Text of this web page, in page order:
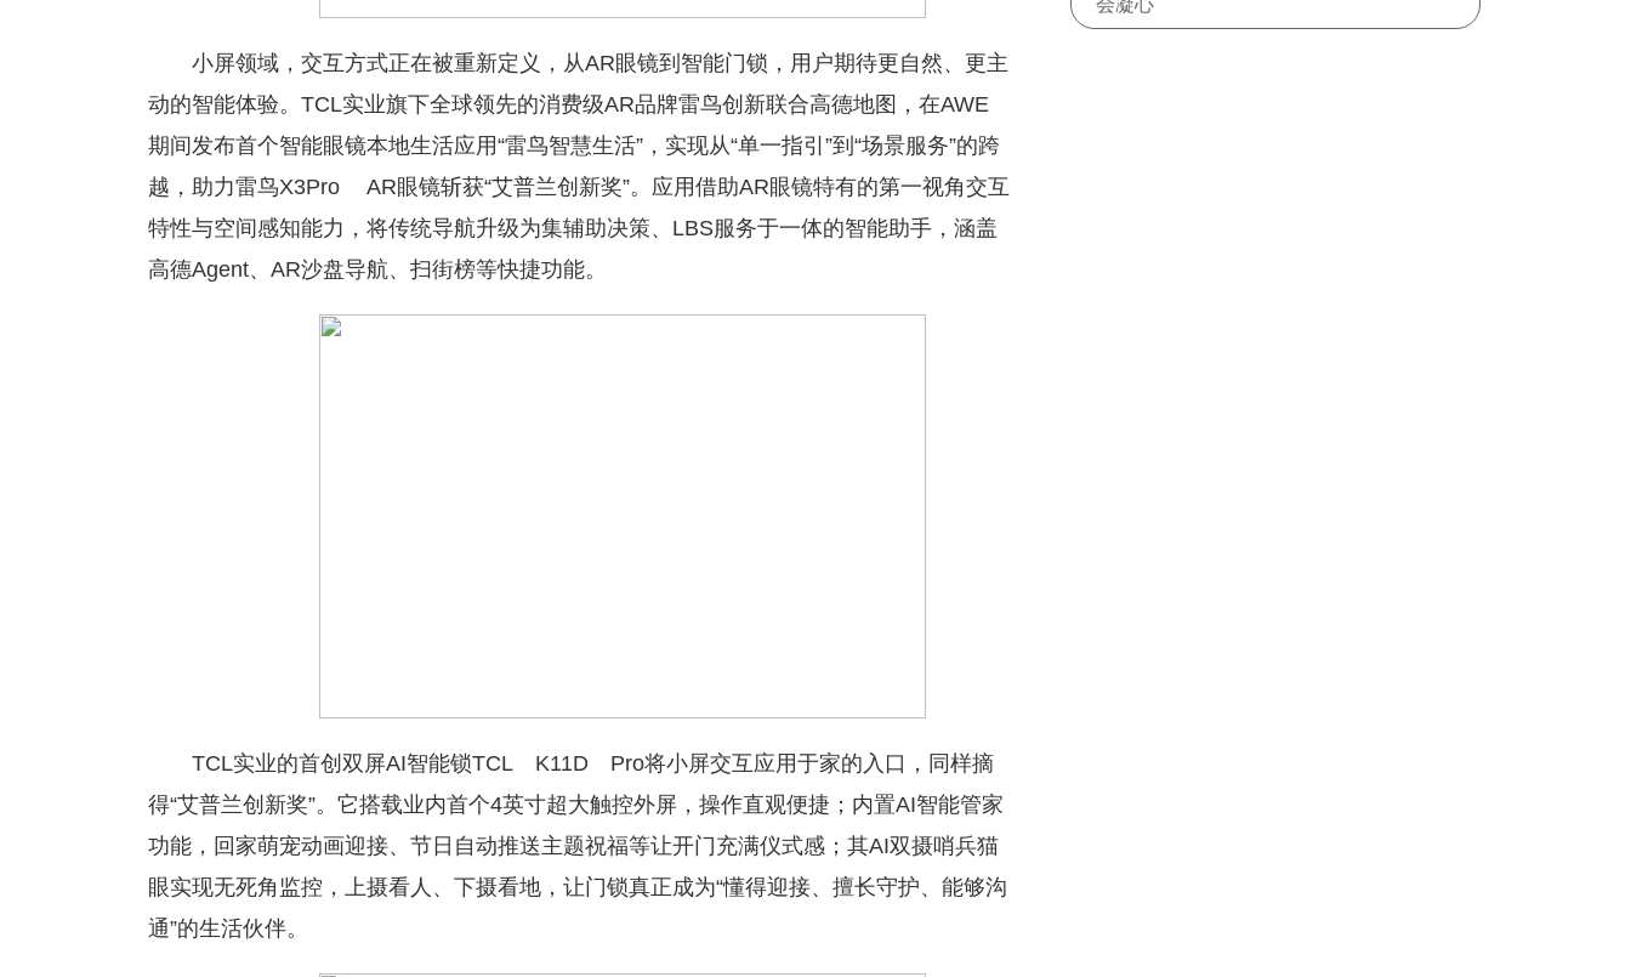
小屏领域，交互方式正在被重新定义，从AR眼镜到智能门锁，用户期待更自然、更主
动的智能体验。TCL实业旗下全球领先的消费级AR品牌雷鸟创新联合高德地图，在AWE
期间发布首个智能眼镜本地生活应用“雷鸟智慧生活”，实现从“单一指引”到“场景服务”的跨
越，助力雷鸟X3Pro AR眼镜斩获“艾普兰创新奖”。应用借助AR眼镜特有的第一视角交互
特性与空间感知能力，将传统导航升级为集辅助决策、LBS服务于一体的智能助手，涵盖
高德Agent、AR沙盘导航、扫街榜等快捷功能。
TCL实业的首创双屏AI智能锁TCL K11D Pro将小屏交互应用于家的入口，同样摘
得“艾普兰创新奖”。它搭载业内首个4英寸超大触控外屏，操作直观便捷；内置AI智能管家
功能，回家萌宠动画迎接、节日自动推送主题祝福等让开门充满仪式感；其AI双摄哨兵猫
眼实现无死角监控，上摄看人、下摄看地，让门锁真正成为“懂得迎接、擅长守护、能够沟
通”的生活伙伴。
会凝心